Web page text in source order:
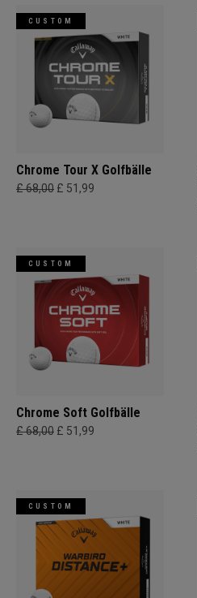
CUSTOM
Chrome Tour X Golfbälle
£ 68,00 £ 51,99
CUSTOM
Chrome Soft Golfbälle
£ 68,00 £ 51,99
CUSTOM